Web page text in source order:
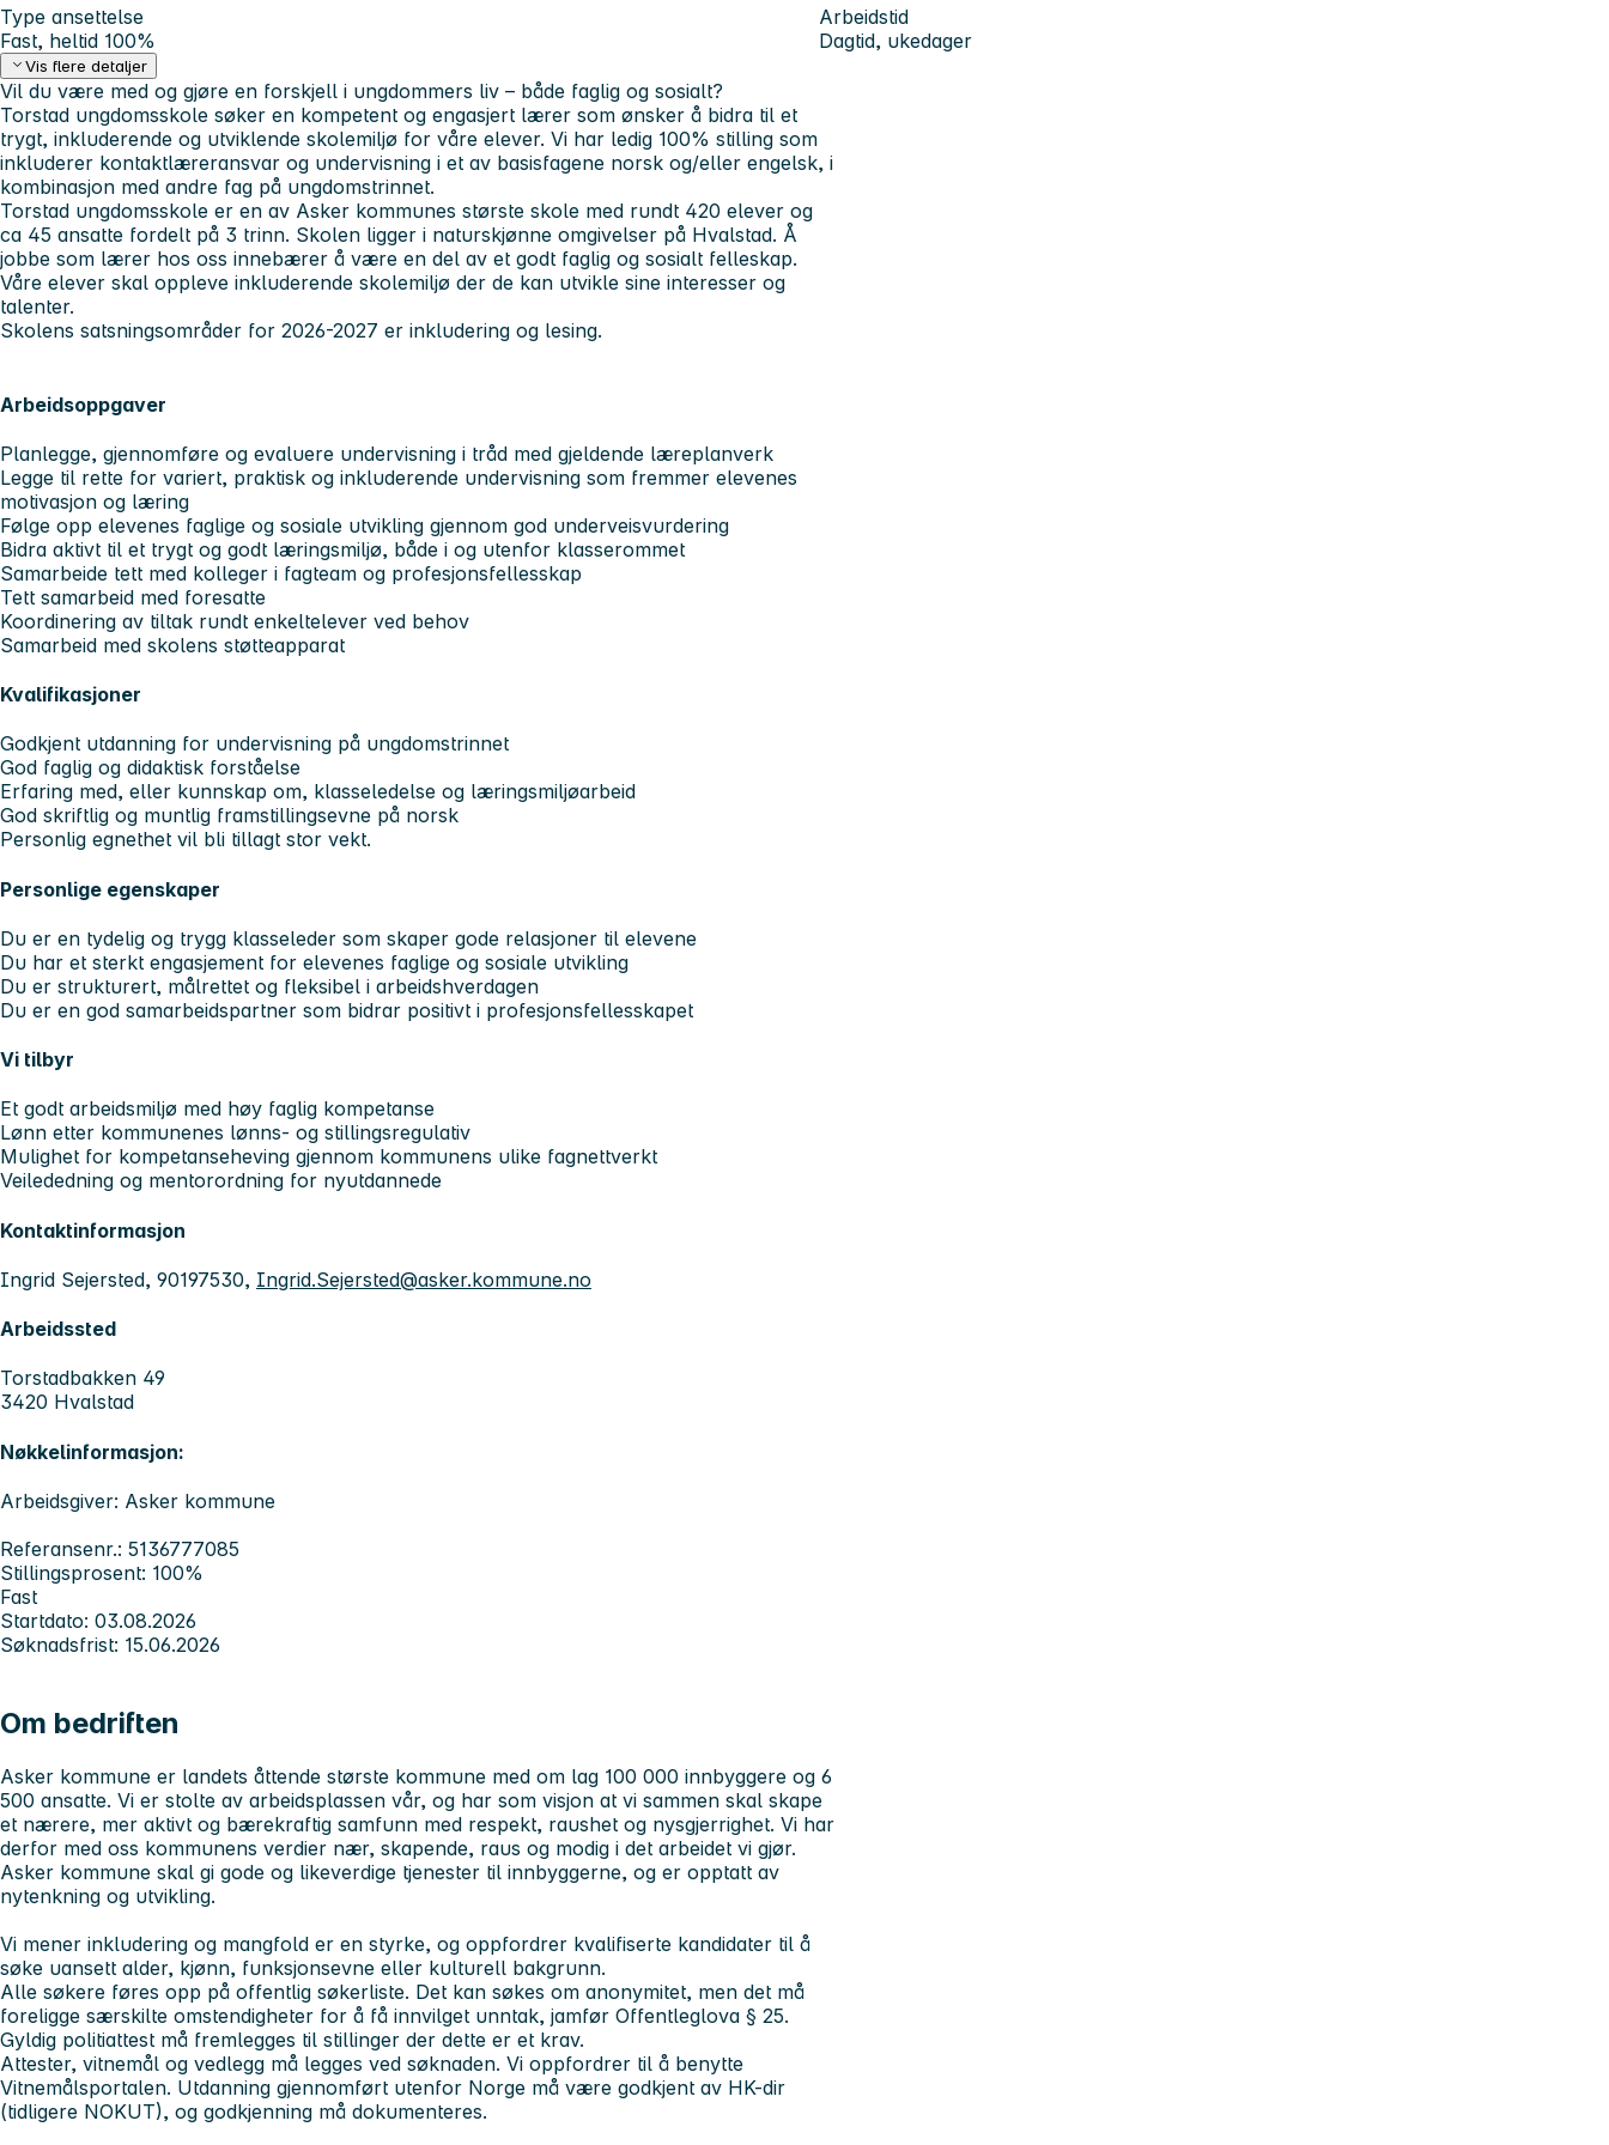
Type ansettelse
Fast, heltid 100%
Arbeidstid
Dagtid, ukedager
Vis flere detaljer
Vil du være med og gjøre en forskjell i ungdommers liv – både faglig og sosialt?
Torstad ungdomsskole søker en kompetent og engasjert lærer som ønsker å bidra til et
trygt, inkluderende og utviklende skolemiljø for våre elever. Vi har ledig 100% stilling som
inkluderer kontaktlæreransvar og undervisning i et av basisfagene norsk og/eller engelsk, i
kombinasjon med andre fag på ungdomstrinnet.
Torstad ungdomsskole er en av Asker kommunes største skole med rundt 420 elever og
ca 45 ansatte fordelt på 3 trinn. Skolen ligger i naturskjønne omgivelser på Hvalstad. Å
jobbe som lærer hos oss innebærer å være en del av et godt faglig og sosialt felleskap.
Våre elever skal oppleve inkluderende skolemiljø der de kan utvikle sine interesser og
talenter.
Skolens satsningsområder for 2026-2027 er inkludering og lesing.
Arbeidsoppgaver
Planlegge, gjennomføre og evaluere undervisning i tråd med gjeldende læreplanverk
Legge til rette for variert, praktisk og inkluderende undervisning som fremmer elevenes
motivasjon og læring
Følge opp elevenes faglige og sosiale utvikling gjennom god underveisvurdering
Bidra aktivt til et trygt og godt læringsmiljø, både i og utenfor klasserommet
Samarbeide tett med kolleger i fagteam og profesjonsfellesskap
Tett samarbeid med foresatte
Koordinering av tiltak rundt enkeltelever ved behov
Samarbeid med skolens støtteapparat
Kvalifikasjoner
Godkjent utdanning for undervisning på ungdomstrinnet
God faglig og didaktisk forståelse
Erfaring med, eller kunnskap om, klasseledelse og læringsmiljøarbeid
God skriftlig og muntlig framstillingsevne på norsk
Personlig egnethet vil bli tillagt stor vekt.
Personlige egenskaper
Du er en tydelig og trygg klasseleder som skaper gode relasjoner til elevene
Du har et sterkt engasjement for elevenes faglige og sosiale utvikling
Du er strukturert, målrettet og fleksibel i arbeidshverdagen
Du er en god samarbeidspartner som bidrar positivt i profesjonsfellesskapet
Vi tilbyr
Et godt arbeidsmiljø med høy faglig kompetanse
Lønn etter kommunenes lønns- og stillingsregulativ
Mulighet for kompetanseheving gjennom kommunens ulike fagnettverkt
Veilededning og mentorordning for nyutdannede
Kontaktinformasjon
Ingrid Sejersted, 90197530, Ingrid.Sejersted@asker.kommune.no
Arbeidssted
Torstadbakken 49
3420 Hvalstad
Nøkkelinformasjon:
Arbeidsgiver: Asker kommune
Referansenr.: 5136777085
Stillingsprosent: 100%
Fast
Startdato: 03.08.2026
Søknadsfrist: 15.06.2026
Om bedriften
Asker kommune er landets åttende største kommune med om lag 100 000 innbyggere og 6
500 ansatte. Vi er stolte av arbeidsplassen vår, og har som visjon at vi sammen skal skape
et nærere, mer aktivt og bærekraftig samfunn med respekt, raushet og nysgjerrighet. Vi har
derfor med oss kommunens verdier nær, skapende, raus og modig i det arbeidet vi gjør.
Asker kommune skal gi gode og likeverdige tjenester til innbyggerne, og er opptatt av
nytenkning og utvikling.
Vi mener inkludering og mangfold er en styrke, og oppfordrer kvalifiserte kandidater til å
søke uansett alder, kjønn, funksjonsevne eller kulturell bakgrunn.
Alle søkere føres opp på offentlig søkerliste. Det kan søkes om anonymitet, men det må
foreligge særskilte omstendigheter for å få innvilget unntak, jamfør Offentleglova § 25.
Gyldig politiattest må fremlegges til stillinger der dette er et krav.
Attester, vitnemål og vedlegg må legges ved søknaden. Vi oppfordrer til å benytte
Vitnemålsportalen. Utdanning gjennomført utenfor Norge må være godkjent av HK-dir
(tidligere NOKUT), og godkjenning må dokumenteres.